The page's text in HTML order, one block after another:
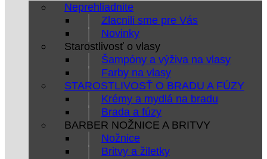
Neprehliadnite
Zlacnili sme pre Vás
Novinky
Starostlivosť o vlasy
Šampóny a výživa na vlasy
Farby na vlasy
STAROSTLIVOSŤ O BRADU A FÚZY
Krémy a mydlá na bradu
Brada a fúzy
BARBER NOŽNICE A BRITVY
Nožnice
Britvy a žiletky